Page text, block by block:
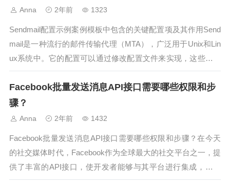
Anna 2年前 1323
Sendmail配置示例案例模板中包含的关键配置项及其作用Send
mail是一种流行的邮件传输代理（MTA），广泛用于Unix和Lin
ux系统中。它的配置可以通过修改配置文件来实现，这些配置
项决定了Sendmail如何处理邮件传输、路由和队列管理等功
能。本文将介绍Sendmail配置示例案例模板中的...
Facebook批量发送消息API接口需要哪些权限和步
骤？
Anna 2年前 1432
Facebook批量发送消息API接口需要哪些权限和步骤？在今天
的社交媒体时代，Facebook作为全球最大的社交平台之一，提
供了丰富的API接口，使开发者能够与其平台进行集成，从而
创造更丰富的应用和功能。其中，批量发送消息API接口尤为